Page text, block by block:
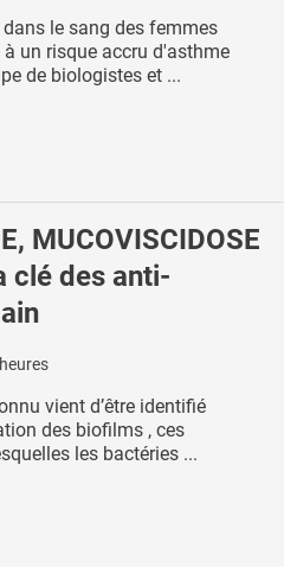
le sang des femmes
un risque accru d'asthme
de biologistes et ...
MUCOVISCIDOSE
clé des anti-
vient d’être identifié
des biofilms , ces
les bactéries ...